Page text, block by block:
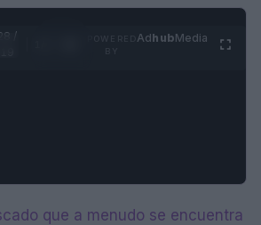
/
AdhubMedia
que a menudo se encuentra